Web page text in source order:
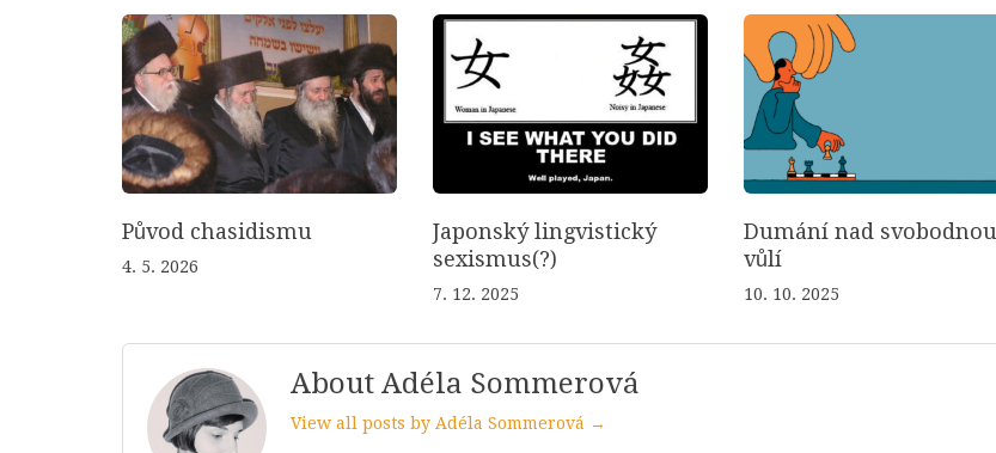
Původ chasidismu
4. 5. 2026
Japonský lingvistický
sexismus(?)
7. 12. 2025
Dumání nad svobodnou
vůlí
10. 10. 2025
About Adéla Sommerová
View all posts by Adéla Sommerová →